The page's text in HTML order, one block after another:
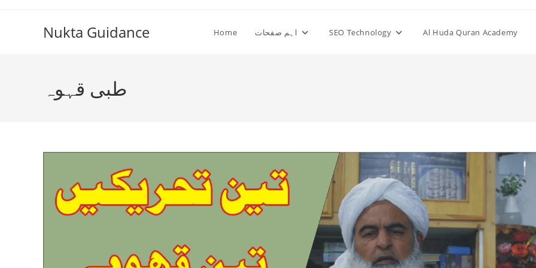
Nukta Guidance Home اہم صفحات SEO Technology Al Huda Quran Academy
طبی قہوہ